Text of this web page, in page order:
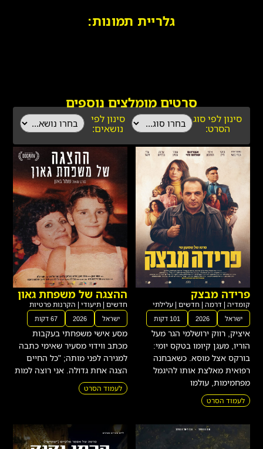
גלריית תמונות:
סרטים מומלצים נוספים
סינון לפי
נושאים:
סינון לפי סוג
הסרט:
פרידה מבצק
קומדיה | דרמה | חדשים |עלילתי
ישראל 2026 101 דקות
איציק, רווק ירושלמי הגר מעל
הוריו, מעגן קיומו בטקס יומי:
בורקס אצל מוסא. כשאבחנה
רפואית מאלצת אותו להיגמל
מפחמימות, עולמו
לעמוד הסרט
ההצגה של משפחת גאון
חדשים | תיעודי | הקרנות פרטיות
ישראל 2026 67 דקות
מסע אישי משפחתי בעקבות
מכתב ווידוי מסעיר שאימי כתבה
למגירה לפני מותה; "כל החיים
הצגה אחת גדולה. אני רוצה למות
לעמוד הסרט